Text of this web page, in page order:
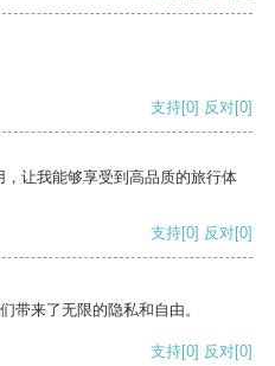
支持[0] 反对[0]
让我能够享受到高品质的旅行体
支持[0] 反对[0]
带来了无限的隐私和自由。
支持[0] 反对[0]